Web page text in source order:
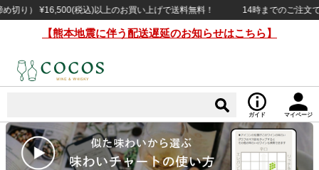
） ¥16,500(税込)以上のお買い上げで送料無料！ 14時までのご注文で
【熊本地震に伴う配送遅延のお知らせはこちら】
ガイド マイページ